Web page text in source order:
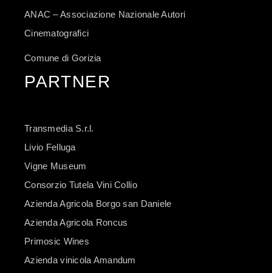
ANAC – Associazione Nazionale Autori
Cinematografici
Comune di Gorizia
PARTNER
Transmedia S.r.l.
Livio Felluga
Vigne Museum
Consorzio Tutela Vini Collio
Azienda Agricola Borgo san Daniele
Azienda Agricola Roncus
Primosic Wines
Azienda vinicola Amandum